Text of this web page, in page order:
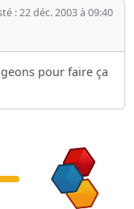
: 22 déc. 2003 à 09:40
pour faire ça